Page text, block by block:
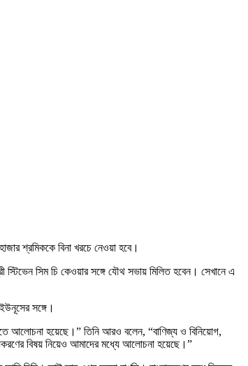
শ্রমিককে বিনা খরচে নেওয়া হবে।
স্টিভেন সিম চি কেওয়ার সঙ্গে যৌথ সভায় মিলিত হবেন। সেখানে এ
সঙ্গে।
আলোচনা হয়েছে।” তিনি আরও বলেন, “বাণিজ্য ও বিনিয়োগ,
বিষয় নিয়েও আমাদের মধ্যে আলোচনা হয়েছে।”